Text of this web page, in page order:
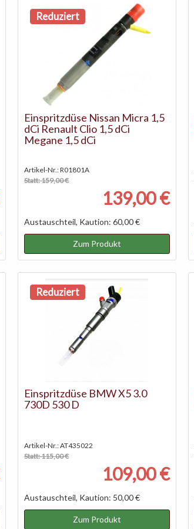
Reduziert
Einspritzdüse Nissan Micra 1,5
dCi Renault Clio 1,5 dCi
Megane 1,5 dCi
Artikel-Nr.: R01801A
Statt: 159,00 €
139,00 €
Austauschteil, Kaution: 60,00 €
Zum Produkt
Reduziert
Einspritzdüse BMW X5 3.0
730D 530 D
Artikel-Nr.: AT435022
Statt: 115,00 €
109,00 €
Austauschteil, Kaution: 50,00 €
Zum Produkt